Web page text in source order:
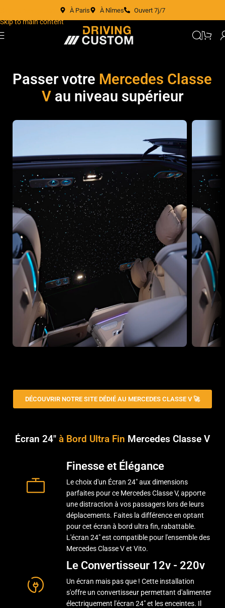
Skip to main content
À Paris À Nîmes Ouvert 7j/7
Passer votre Mercedes Classe
V au niveau supérieur
DÉCOUVRIR NOTRE SITE DÉDIÉ AU MERCEDES CLASSE V 🚀
Écran 24" à Bord Ultra Fin Mercedes Classe V
Finesse et Élégance
Le choix d'un Écran 24" aux dimensions
parfaites pour ce Mercedes Classe V, apporte
une distraction à vos passagers lors de leurs
déplacements. Faites la différence en optant
pour cet écran à bord ultra fin, rabattable.
L'écran 24" est compatible pour l'ensemble des
Mercedes Classe V et Vito.
Le Convertisseur 12v - 220v
Un écran mais pas que ! Cette installation
s'offre un convertisseur permettant d'alimenter
électriquement l'écran 24" et les enceintes. Il